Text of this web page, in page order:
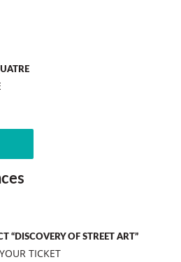
“DISCOVERY OF STREET ART”
TICKET